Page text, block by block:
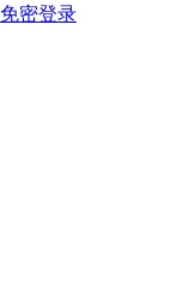
免密登录